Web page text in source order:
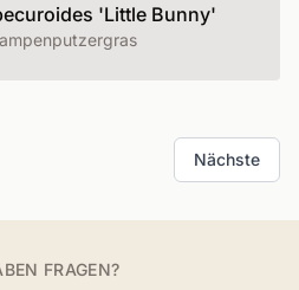
'Little Bunny'
Nächste
FRAGEN?